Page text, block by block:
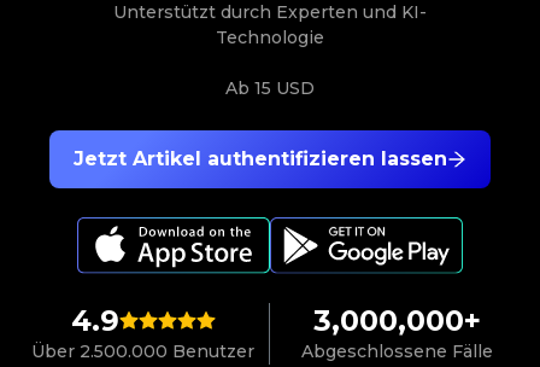
4.9
Über 2.500.000 Benutzer
3,000,000+
Abgeschlossene Fälle
Jetzt Artikel authentifizieren lassen
Unterstützt durch Experten und KI-
Technologie
Ab 15 USD